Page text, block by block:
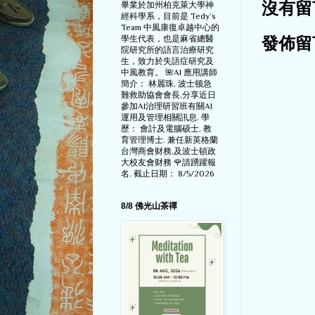
沒有
發佈
畢業於加州柏克萊大學神
經科學系，目前是 Tedy‘s
Team 中風康復卓越中心的
學生代表，也是麻省總醫
院研究所的語言治療研究
生，致力於失語症研究及
中風教育。 🌺AI 應用講師
簡介： 林麗珠, 波士顿急
難救助協會會長,分享近日
參加AI治理研習班有關AI
運用及管理相關訊息. 學
歷： 會計及電腦硕士, 教
育管理博士. 兼任新英格蘭
台灣商會财務,及波士頓政
大校友會财務 🌹請踴躍報
名. 截止日期： 8/5/2026
8/8 佛光山茶禪